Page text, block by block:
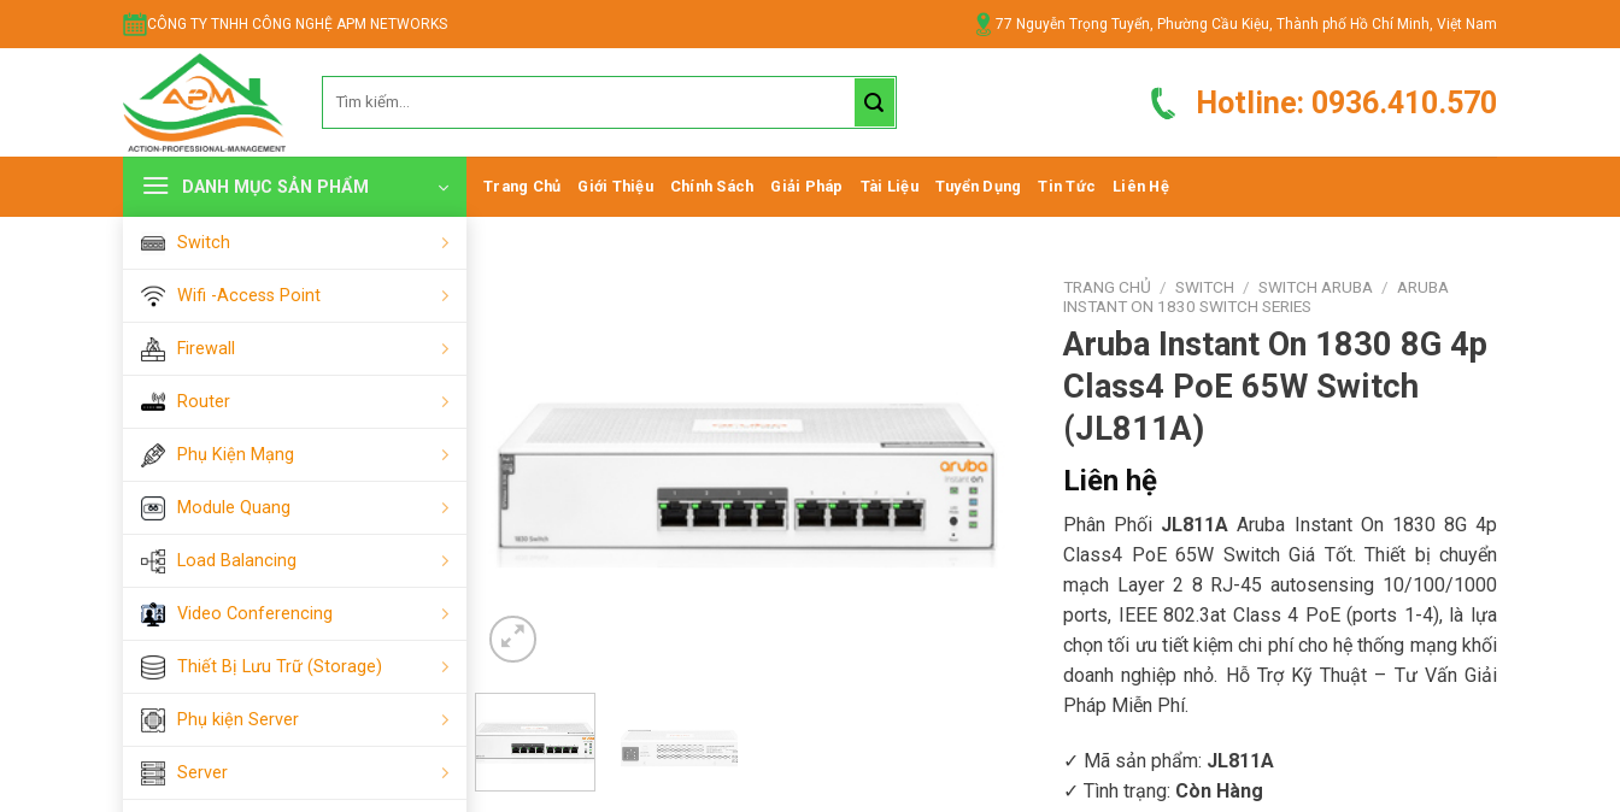
đến
CÔNG TY TNHH CÔNG NGHỆ APM NETWORKS 77 Nguyễn Trọng Tuyển, Phường Cầu Kiệu, Thành phố Hồ Chí Minh, Việt Nam
kiếm:
Hotline: 0936.410.570
DANH MỤC SẢN PHẨM
Switch
Wifi -Access Point
Firewall
Router
Phụ Kiện Mạng
Module Quang
Load Balancing
Video Conferencing
Thiết Bị Lưu Trữ (Storage)
Phụ kiện Server
Server
Trang Chủ Giới Thiệu Chính Sách Giải Pháp Tài Liệu Tuyển Dụng Tin Tức Liên Hệ
TRANG CHỦ / SWITCH / SWITCH ARUBA / ARUBA
INSTANT ON 1830 SWITCH SERIES
Aruba Instant On 1830 8G 4p
Class4 PoE 65W Switch
(JL811A)
Liên hệ
Phân Phối JL811A Aruba Instant On 1830 8G 4p
Class4 PoE 65W Switch Giá Tốt. Thiết bị chuyển
mạch Layer 2 8 RJ-45 autosensing 10/100/1000
ports, IEEE 802.3at Class 4 PoE (ports 1-4), là lựa
chọn tối ưu tiết kiệm chi phí cho hệ thống mạng khối
doanh nghiệp nhỏ. Hỗ Trợ Kỹ Thuật – Tư Vấn Giải
Pháp Miễn Phí.
✓ Mã sản phẩm: JL811A
✓ Tình trạng: Còn Hàng